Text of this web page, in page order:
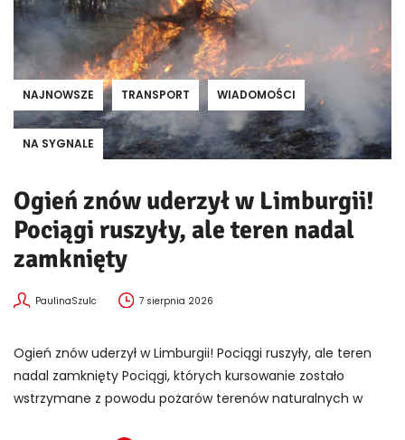
NAJNOWSZE TRANSPORT WIADOMOŚCI
NA SYGNALE
Ogień znów uderzył w Limburgii!
Pociągi ruszyły, ale teren nadal
zamknięty
PaulinaSzulc 7 sierpnia 2026
Ogień znów uderzył w Limburgii! Pociągi ruszyły, ale teren
nadal zamknięty Pociągi, których kursowanie zostało
wstrzymane z powodu pożarów terenów naturalnych w